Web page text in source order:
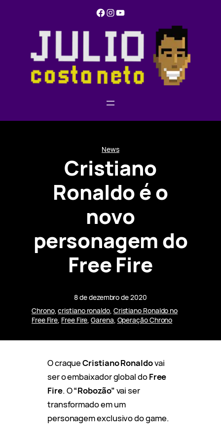
Facebook Instagram YouTube
News
Cristiano
Ronaldo é o
novo
personagem do
Free Fire
8 de dezembro de 2020
Chrono, cristiano ronaldo, Cristiano Ronaldo no
Free Fire, Free Fire, Garena, Operação Chrono
O craqueCristiano Ronaldovai
ser o embaixador global doFree
Fire. O“Robozão”vai ser
transformado em um
personagem exclusivo do game.